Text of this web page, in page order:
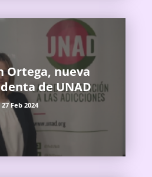
Ortega, nueva
de UNAD
27 Feb 2024